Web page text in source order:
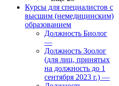
Курсы для специалистов с
высшим (немедицинским)
образованием
Должность Биолог
—
Должность Зоолог
(для лиц, принятых
на должность до 1
сентября 2023 г.) —